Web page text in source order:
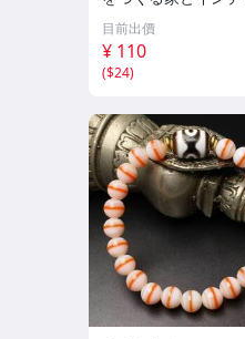
浅野八郎(著者)
目前出價
¥ 110
($24)